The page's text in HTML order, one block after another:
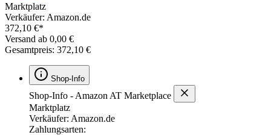
Marktplatz
Verkäufer: Amazon.de
372,10 €*
Versand ab 0,00 €
Gesamtpreis: 372,10 €
Shop-Info
Shop-Info - Amazon AT Marketplace
Marktplatz
Verkäufer: Amazon.de
Zahlungsarten: